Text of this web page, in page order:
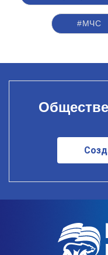
#МЧС